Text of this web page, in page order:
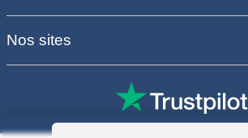
Nos sites